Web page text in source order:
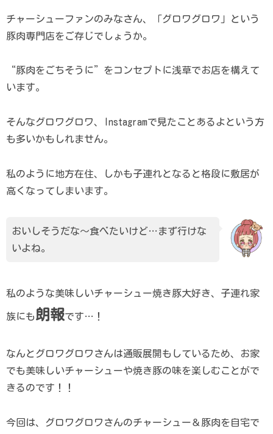
チャーシューファンのみなさん、「グロワグロワ」という
豚肉専門店をご存じでしょうか。
“豚肉をごちそうに”をコンセプトに浅草でお店を構えて
います。
そんなグロワグロワ、Instagramで見たことあるよという方
も多いかもしれません。
私のように地方在住、しかも子連れとなると格段に敷居が
高くなってしまいます。
おいしそうだな～食べたいけど…まず行けな
いよね。
私のような美味しいチャーシュー焼き豚大好き、子連れ家
族にも 朗報です…！
なんとグロワグロワさんは通販展開もしているため、お家
でも美味しいチャーシューや焼き豚の味を楽しむことがで
きるのです！！
今回は、グロワグロワさんのチャーシュー＆豚肉を自宅で